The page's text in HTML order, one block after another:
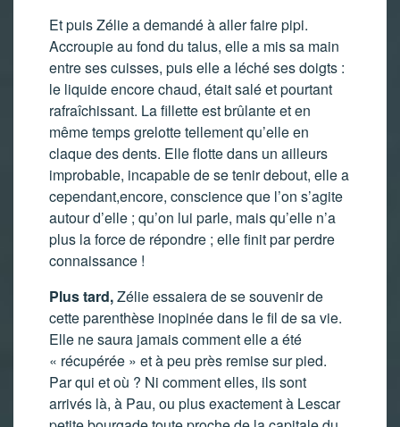
Et puis Zélie a demandé à aller faire pipi.
Accroupie au fond du talus, elle a mis sa main
entre ses cuisses, puis elle a léché ses doigts :
le liquide encore chaud, était salé et pourtant
rafraîchissant. La fillette est brûlante et en
même temps grelotte tellement qu’elle en
claque des dents. Elle flotte dans un ailleurs
improbable, incapable de se tenir debout, elle a
cependant,encore, conscience que l’on s’agite
autour d’elle ; qu’on lui parle, mais qu’elle n’a
plus la force de répondre ; elle finit par perdre
connaissance !
Plus tard,Zélie essaiera de se souvenir de
cette parenthèse inopinée dans le fil de sa vie.
Elle ne saura jamais comment elle a été
« récupérée » et à peu près remise sur pied.
Par qui et où ? Ni comment elles, ils sont
arrivés là, à Pau, ou plus exactement à Lescar